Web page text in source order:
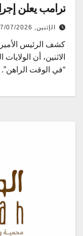
ترامب يعلن
الإثنين, 27/07/2026
كشف الرئيس
الاثنين، أن
“في ⁠الوقت